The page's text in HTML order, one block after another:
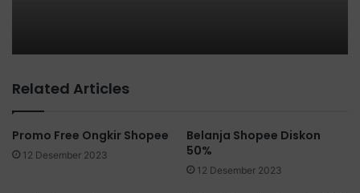
Related Articles
Promo Free Ongkir Shopee
12 Desember 2023
Belanja Shopee Diskon
50%
12 Desember 2023